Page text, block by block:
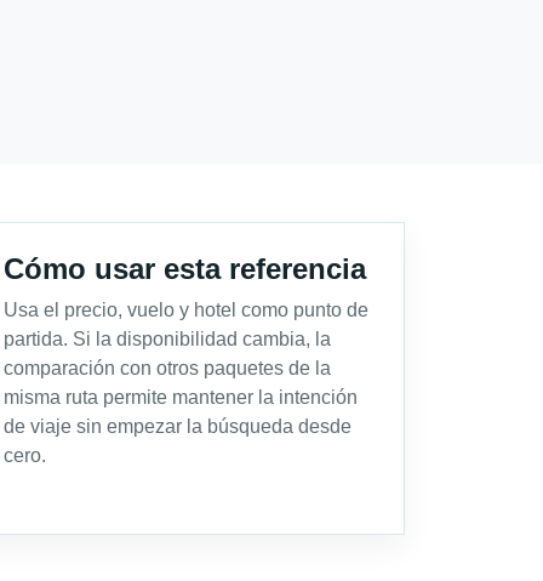
Cómo usar esta referencia
Usa el precio, vuelo y hotel como punto de
partida. Si la disponibilidad cambia, la
comparación con otros paquetes de la
misma ruta permite mantener la intención
de viaje sin empezar la búsqueda desde
cero.